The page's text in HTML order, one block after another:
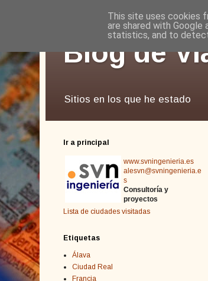
Blog de
Sitios en los que he estado
Ir a principal
www.svningenieria.es
alesvn@svningenieria.e
s
Consultoría y
proyectos
Lista de ciudades visitadas
Etiquetas
Álava
Ciudad Real
Francia
This site uses cookies
are shared with
statistics, and to